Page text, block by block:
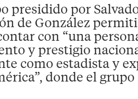
presidido por
de González
con “una
y prestigio
como estadista y
donde el grupo